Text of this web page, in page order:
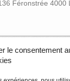
le consentement
Féronstrée 4000